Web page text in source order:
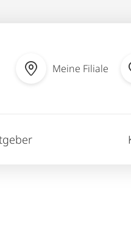
Meine Filiale